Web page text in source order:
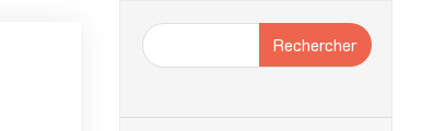
Rechercher